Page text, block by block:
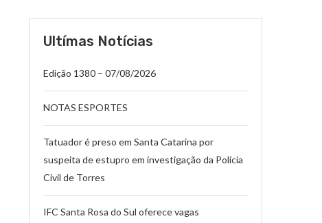
Ultímas Notícias
Edição 1380 – 07/08/2026
NOTAS ESPORTES
Tatuador é preso em Santa Catarina por
suspeita de estupro em investigação da Polícia
Civil de Torres
IFC Santa Rosa do Sul oferece vagas